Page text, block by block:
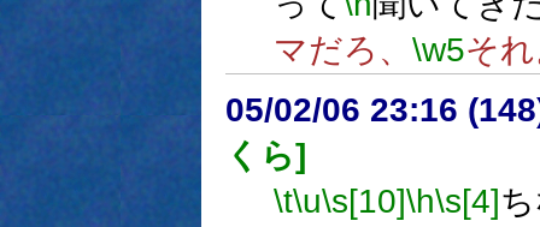
マだろ、 \w5そ
05/02/06 23:16
くら]
\t\u\s[10]\h\s[4]